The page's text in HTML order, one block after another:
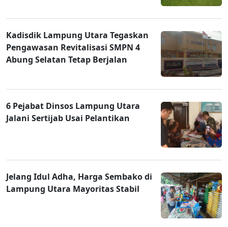
Kadisdik Lampung Utara Tegaskan
Pengawasan Revitalisasi SMPN 4
Abung Selatan Tetap Berjalan
6 Pejabat Dinsos Lampung Utara
Jalani Sertijab Usai Pelantikan
Jelang Idul Adha, Harga Sembako di
Lampung Utara Mayoritas Stabil